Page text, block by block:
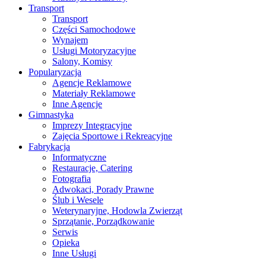
Transport
Transport
Części Samochodowe
Wynajem
Usługi Motoryzacyjne
Salony, Komisy
Popularyzacja
Agencje Reklamowe
Materiały Reklamowe
Inne Agencje
Gimnastyka
Imprezy Integracyjne
Zajęcia Sportowe i Rekreacyjne
Fabrykacja
Informatyczne
Restauracje, Catering
Fotografia
Adwokaci, Porady Prawne
Ślub i Wesele
Weterynaryjne, Hodowla Zwierząt
Sprzątanie, Porządkowanie
Serwis
Opieka
Inne Usługi